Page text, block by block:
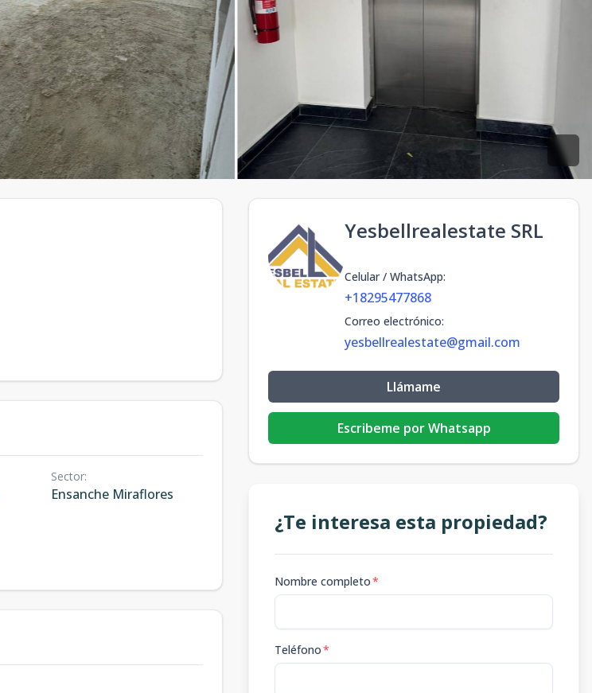
Sector:
Ensanche Miraflores
Yesbellrealestate SRL
Celular / WhatsApp:
+18295477868
Correo electrónico:
yesbellrealestate@gmail.com
Llámame
Escribeme por Whatsapp
¿Te interesa esta propiedad?
Nombre completo*
Teléfono*